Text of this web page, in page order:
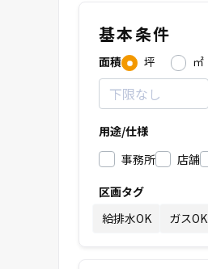
基本条件
面積 坪
㎡
用途/仕様
事務所
店舗
区画タグ
給排水OK
ガスOK